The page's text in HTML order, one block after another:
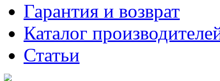
Гарантия и возврат
Каталог
Статьи